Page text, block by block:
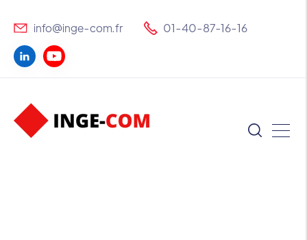
info@inge-com.fr 01-40-87-16-16